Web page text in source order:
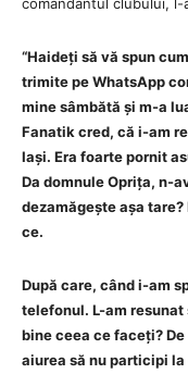
“Haideți să vă spun
trimite pe WhatsApp
mine sâmbătă și m-a
Fanatik cred, că i-am
Iași. Era foarte pornit
Da domnule Oprița, n-
dezamăgește așa
ce.
După care, când i-am
telefonul. L-am resunat
bine ceea ce faceți?
aiurea să nu participi